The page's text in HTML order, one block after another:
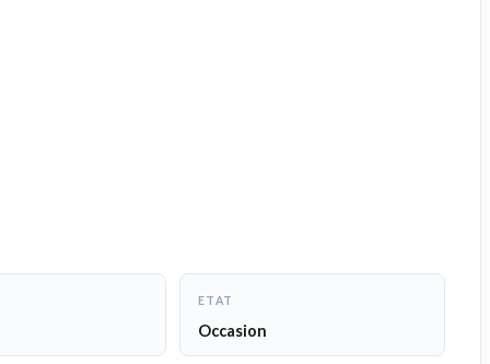
ETAT
Occasion